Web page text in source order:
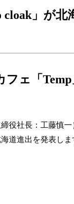
cloak」が
ェ「
役社長：工藤慎
道進出を発表しま